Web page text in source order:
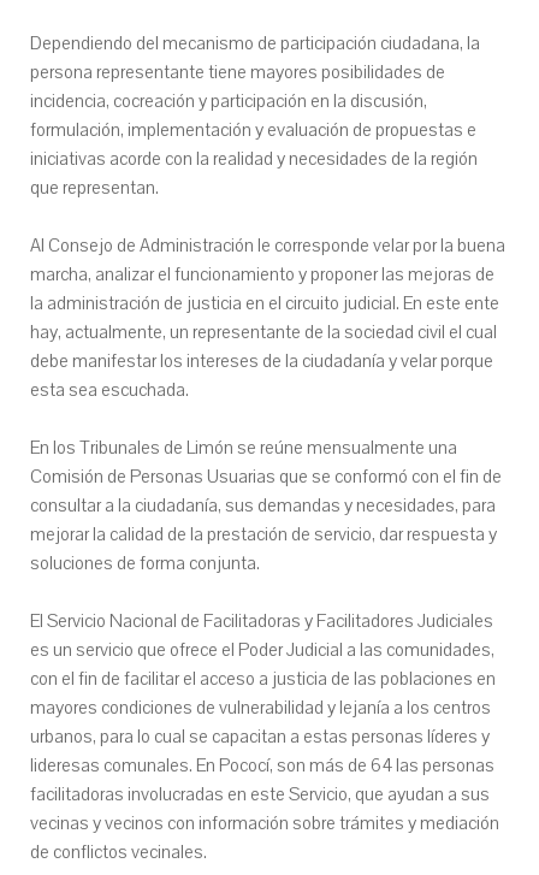
Dependiendo del mecanismo de participación ciudadana, la
persona representante tiene mayores posibilidades de
incidencia, cocreación y participación en la discusión,
formulación, implementación y evaluación de propuestas e
iniciativas acorde con la realidad y necesidades de la región
que representan.
Al Consejo de Administración le corresponde velar por la buena
marcha, analizar el funcionamiento y proponer las mejoras de
la administración de justicia en el circuito judicial. En este ente
hay, actualmente, un representante de la sociedad civil el cual
debe manifestar los intereses de la ciudadanía y velar porque
esta sea escuchada.
En los Tribunales de Limón se reúne mensualmente una
Comisión de Personas Usuarias que se conformó con el fin de
consultar a la ciudadanía, sus demandas y necesidades, para
mejorar la calidad de la prestación de servicio, dar respuesta y
soluciones de forma conjunta.
El Servicio Nacional de Facilitadoras y Facilitadores Judiciales
es un servicio que ofrece el Poder Judicial a las comunidades,
con el fin de facilitar el acceso a justicia de las poblaciones en
mayores condiciones de vulnerabilidad y lejanía a los centros
urbanos, para lo cual se capacitan a estas personas líderes y
lideresas comunales. En Pococí, son más de 64 las personas
facilitadoras involucradas en este Servicio, que ayudan a sus
vecinas y vecinos con información sobre trámites y mediación
de conflictos vecinales.